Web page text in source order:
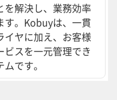
を解決し、業務効率
す。Kobuyは、一貫
イヤに加え、お客様
ビスを一元管理でき
です。